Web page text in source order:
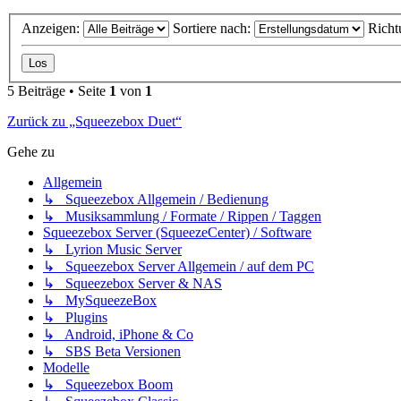
Anzeigen: Sortiere nach:
5 Beiträge • Seite 1 von 1
Zurück zu „Squeezebox Duet“
Gehe zu
Allgemein
↳ Squeezebox Allgemein / Bedienung
↳ Musiksammlung / Formate / Rippen / Taggen
Squeezebox Server (SqueezeCenter) / Software
↳ Lyrion Music Server
↳ Squeezebox Server Allgemein / auf dem PC
↳ Squeezebox Server & NAS
↳ MySqueezeBox
↳ Plugins
↳ Android, iPhone & Co
↳ SBS Beta Versionen
Modelle
↳ Squeezebox Boom